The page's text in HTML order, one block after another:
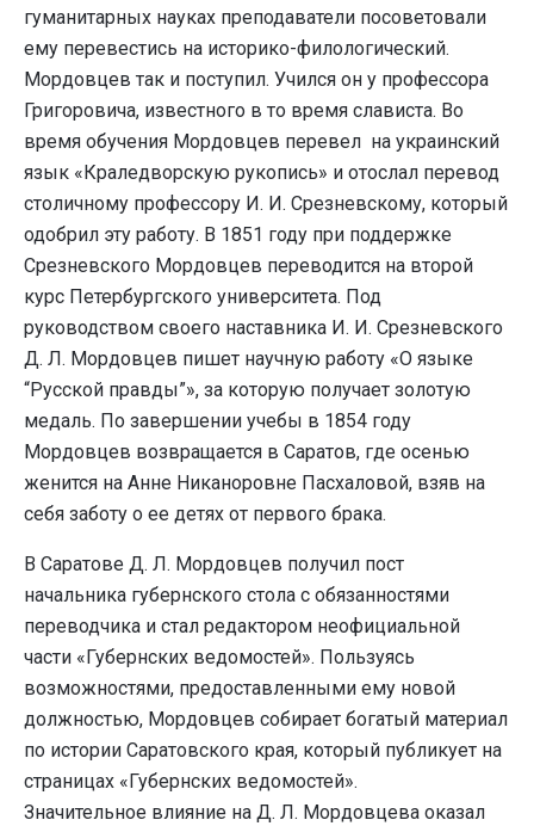
гуманитарных науках преподаватели посоветовали
ему перевестись на историко-филологический.
Мордовцев так и поступил. Учился он у профессора
Григоровича, известного в то время слависта. Во
время обучения Мордовцев перевел на украинский
язык «Краледворскую рукопись» и отослал перевод
столичному профессору И. И. Срезневскому, который
одобрил эту работу. В 1851 году при поддержке
Срезневского Мордовцев переводится на второй
курс Петербургского университета. Под
руководством своего наставника И. И. Срезневского
Д. Л. Мордовцев пишет научную работу «О языке
“Русской правды”», за которую получает золотую
медаль. По завершении учебы в 1854 году
Мордовцев возвращается в Саратов, где осенью
женится на Анне Никаноровне Пасхаловой, взяв на
себя заботу о ее детях от первого брака.
В Саратове Д. Л. Мордовцев получил пост
начальника губернского стола с обязанностями
переводчика и стал редактором неофициальной
части «Губернских ведомостей». Пользуясь
возможностями, предоставленными ему новой
должностью, Мордовцев собирает богатый материал
по истории Саратовского края, который публикует на
страницах «Губернских ведомостей».
Значительное влияние на Д. Л. Мордовцева оказал